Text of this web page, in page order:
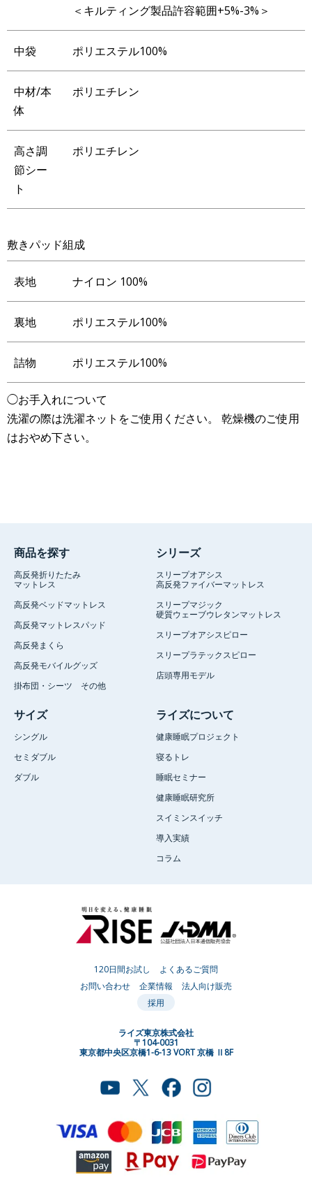
＜キルティング製品許容範囲+5%-3%＞
中袋 ポリエステル100%
中材/本
体
ポリエチレン
高さ調
節シー
ト
ポリエチレン
敷きパッド組成
表地 ナイロン 100%
裏地 ポリエステル100%
詰物 ポリエステル100%
◯お手入れについて
洗濯の際は洗濯ネットをご使用ください。 乾燥機のご使用
はおやめ下さい。
商品を探す
高反発折りたたみ
マットレス
高反発ベッドマットレス
高反発マットレスパッド
高反発まくら
高反発モバイルグッズ
掛布団・シーツ その他
シリーズ
スリープオアシス
高反発ファイバーマットレス
スリープマジック
硬質ウェーブウレタンマットレス
スリープオアシスピロー
スリープラテックスピロー
店頭専用モデル
サイズ
シングル
セミダブル
ダブル
ライズについて
健康睡眠プロジェクト
寝るトレ
睡眠セミナー
健康睡眠研究所
スイミンスイッチ
導入実績
コラム
120日間お試し
よくあるご質問
お問い合わせ
企業情報
法人向け販売
採用
ライズ東京株式会社
〒104-0031
東京都中央区京橋1-6-13 VORT 京橋 Ⅱ8F